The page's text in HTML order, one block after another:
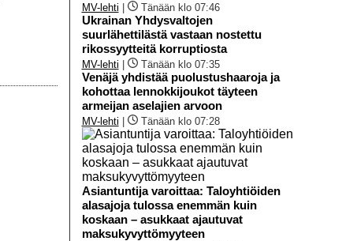
MV-lehti Tänään klo 07:46
Ukrainan Yhdysvaltojen
suurlähettilästä vastaan nostettu
rikossyytteitä korruptiosta
MV-lehti Tänään klo 07:35
Venäjä yhdistää puolustushaaroja ja
kohottaa lennokkijoukot täyteen
armeijan aselajien arvoon
MV-lehti Tänään klo 07:28
Asiantuntija varoittaa: Taloyhtiöiden
alasajoja tulossa enemmän kuin
koskaan – asukkaat ajautuvat
maksukyvyttömyyteen